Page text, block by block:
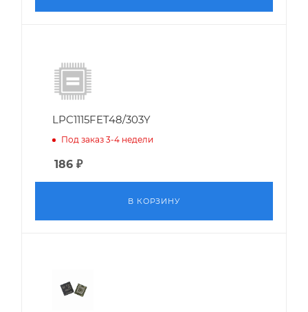
LPC1115FET48/303Y
Под заказ 3-4 недели
186 ₽
В КОРЗИНУ